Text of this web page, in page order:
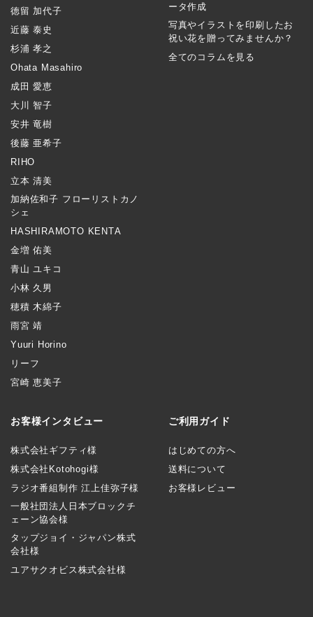
徳留 加代子
近藤 泰史
杉浦 孝之
Ohata Masahiro
成田 愛恵
大川 智子
安井 竜樹
後藤 亜希子
RIHO
立本 清美
加納佐和子 フローリストカノ
シェ
HASHIRAMOTO KENTA
金増 佑美
青山 ユキコ
小林 久男
穂積 木綿子
雨宮 靖
Yuuri Horino
リーフ
宮崎 恵美子
ータ作成
写真やイラストを印刷したお
祝い花を贈ってみませんか？
全てのコラムを見る
お客様インタビュー
株式会社ギフティ様
株式会社Kotohogi様
ラジオ番組制作 江上佳弥子様
一般社団法人日本ブロックチ
ェーン協会様
タップジョイ・ジャパン株式
会社様
ユアサクオビス株式会社様
ご利用ガイド
はじめての方へ
送料について
お客様レビュー